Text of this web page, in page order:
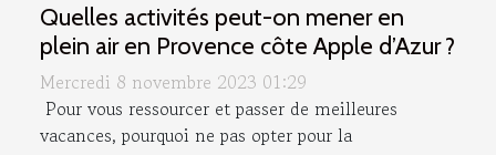
Quelles activités peut-on mener en
plein air en Provence côte Apple d’Azur ?
Mercredi 8 novembre 2023 01:29
Pour vous ressourcer et passer de meilleures
vacances, pourquoi ne pas opter pour la